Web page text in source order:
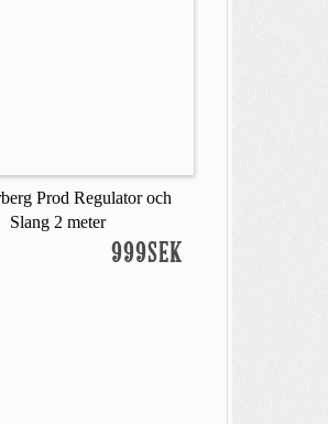
Prod Regulator och
Slang 2 meter
999SEK